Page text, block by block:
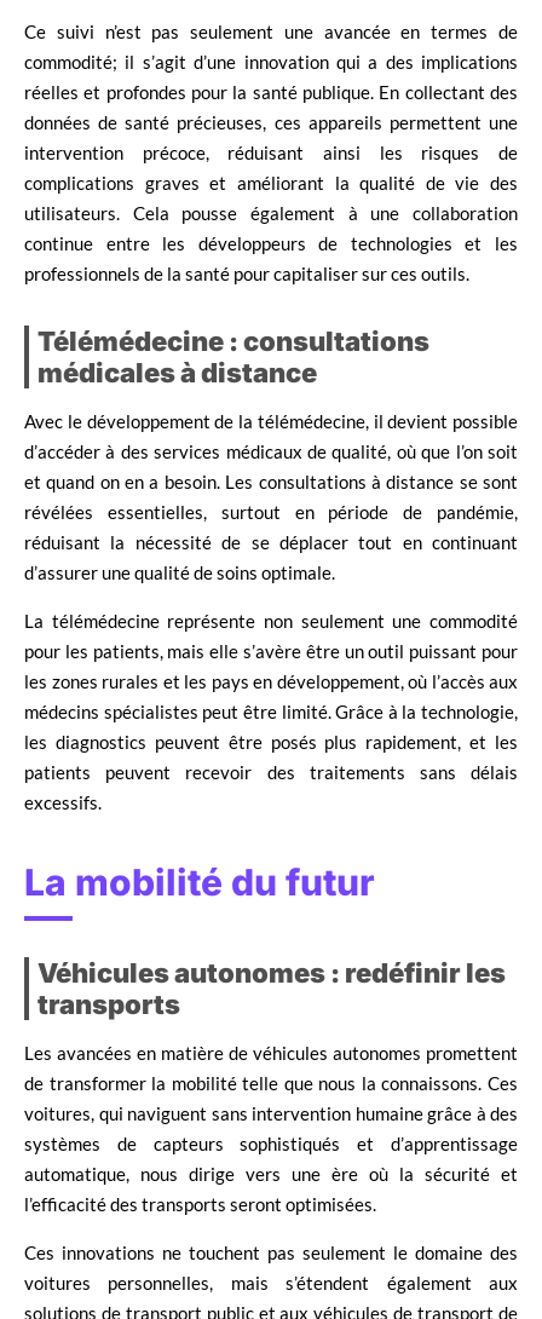
Ce suivi n’est pas seulement une avancée en termes de
commodité; il s’agit d’une innovation qui a des implications
réelles et profondes pour la santé publique. En collectant des
données de santé précieuses, ces appareils permettent une
intervention précoce, réduisant ainsi les risques de
complications graves et améliorant la qualité de vie des
utilisateurs. Cela pousse également à une collaboration
continue entre les développeurs de technologies et les
professionnels de la santé pour capitaliser sur ces outils.
Télémédecine : consultations
médicales à distance
Avec le développement de la télémédecine, il devient possible
d’accéder à des services médicaux de qualité, où que l’on soit
et quand on en a besoin. Les consultations à distance se sont
révélées essentielles, surtout en période de pandémie,
réduisant la nécessité de se déplacer tout en continuant
d’assurer une qualité de soins optimale.
La télémédecine représente non seulement une commodité
pour les patients, mais elle s’avère être un outil puissant pour
les zones rurales et les pays en développement, où l’accès aux
médecins spécialistes peut être limité. Grâce à la technologie,
les diagnostics peuvent être posés plus rapidement, et les
patients peuvent recevoir des traitements sans délais
excessifs.
La mobilité du futur
Véhicules autonomes : redéfinir les
transports
Les avancées en matière de véhicules autonomes promettent
de transformer la mobilité telle que nous la connaissons. Ces
voitures, qui naviguent sans intervention humaine grâce à des
systèmes de capteurs sophistiqués et d’apprentissage
automatique, nous dirige vers une ère où la sécurité et
l’efficacité des transports seront optimisées.
Ces innovations ne touchent pas seulement le domaine des
voitures personnelles, mais s’étendent également aux
solutions de transport public et aux véhicules de transport de